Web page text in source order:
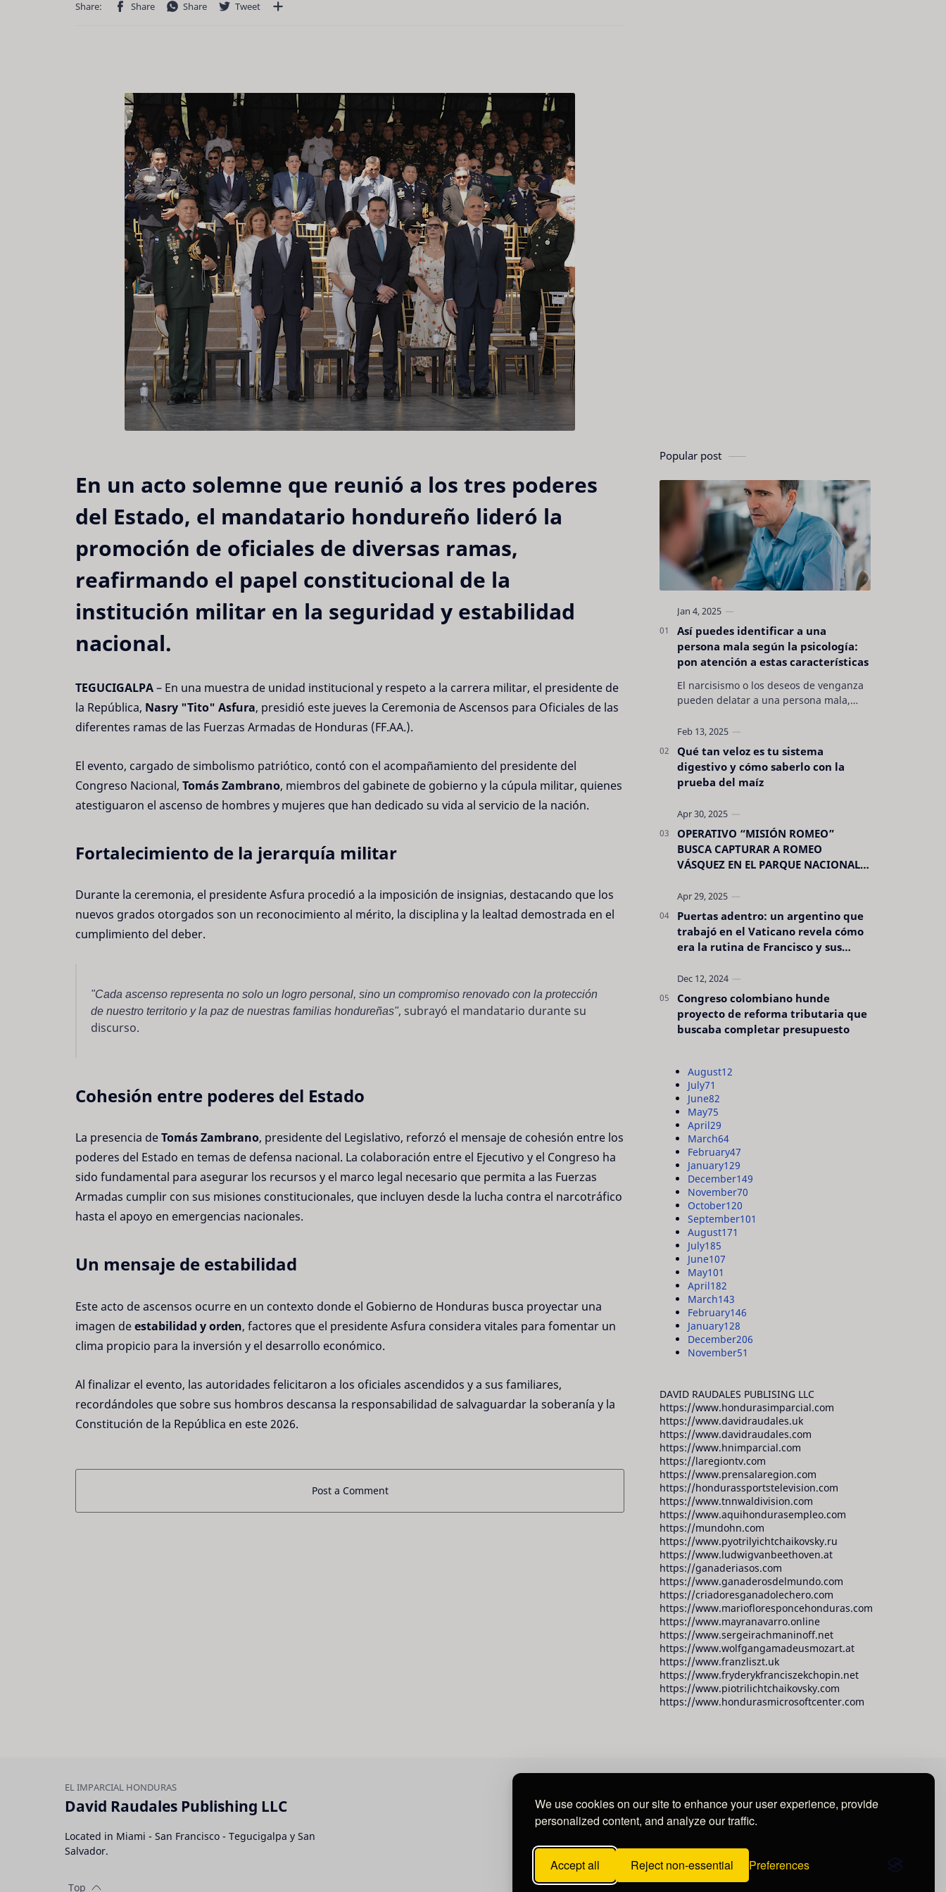
We use cookies on our site to enhance your user experience, provide
personalized content, and analyze our traffic.
Accept all Reject non-essential Preferences
En un acto solemne que reunió a los tres poderes
del Estado, el mandatario hondureño lideró la
promoción de oficiales de diversas ramas,
reafirmando el papel constitucional de la
institución militar en la seguridad y estabilidad
nacional.
TEGUCIGALPA– En una muestra de unidad institucional y respeto a la carrera militar, el presidente de
la República, Nasry "Tito" Asfura, presidió este jueves la Ceremonia de Ascensos para Oficiales de las
diferentes ramas de las Fuerzas Armadas de Honduras (FF.AA.).
El evento, cargado de simbolismo patriótico, contó con el acompañamiento del presidente del
Congreso Nacional, Tomás Zambrano, miembros del gabinete de gobierno y la cúpula militar, quienes
atestiguaron el ascenso de hombres y mujeres que han dedicado su vida al servicio de la nación.
Fortalecimiento de la jerarquía militar
Durante la ceremonia, el presidente Asfura procedió a la imposición de insignias, destacando que los
nuevos grados otorgados son un reconocimiento al mérito, la disciplina y la lealtad demostrada en el
cumplimiento del deber.
"Cada ascenso representa no solo un logro personal, sino un compromiso renovado con la protección
de nuestro territorio y la paz de nuestras familias hondureñas", subrayó el mandatario durante su
discurso.
Cohesión entre poderes del Estado
La presencia deTomás Zambrano, presidente del Legislativo, reforzó el mensaje de cohesión entre los
poderes del Estado en temas de defensa nacional. La colaboración entre el Ejecutivo y el Congreso ha
sido fundamental para asegurar los recursos y el marco legal necesario que permita a las Fuerzas
Armadas cumplir con sus misiones constitucionales, que incluyen desde la lucha contra el narcotráfico
hasta el apoyo en emergencias nacionales.
Un mensaje de estabilidad
Este acto de ascensos ocurre en un contexto donde el Gobierno de Honduras busca proyectar una
imagen deestabilidad y orden, factores que el presidente Asfura considera vitales para fomentar un
clima propicio para la inversión y el desarrollo económico.
Al finalizar el evento, las autoridades felicitaron a los oficiales ascendidos y a sus familiares,
recordándoles que sobre sus hombros descansa la responsabilidad de salvaguardar la soberanía y la
Constitución de la República en este 2026.
Post a Comment
Popular post
Así puedes identificar a una
persona mala según la psicología:
pon atención a estas características
El narcisismo o los deseos de venganza
pueden delatar a una persona mala,
evidentes. Conocerlas puede pro…
Qué tan veloz es tu sistema
digestivo y cómo saberlo con la
prueba del maíz
OPERATIVO “MISIÓN ROMEO”
BUSCA CAPTURAR A ROMEO
VÁSQUEZ EN EL PARQUE NACIONAL
Puertas adentro: un argentino que
trabajó en el Vaticano revela cómo
era la rutina de Francisco y sus
Congreso colombiano hunde
proyecto de reforma tributaria que
buscaba completar presupuesto
August12
July71
June82
May75
April29
March64
February47
January129
December149
November70
October120
September101
August171
July185
June107
May101
April182
March143
February146
January128
December206
November51
DAVID RAUDALES PUBLISING LLC
https://www.hondurasimparcial.com
https://www.davidraudales.uk
https://www.davidraudales.com
https://www.hnimparcial.com
https://laregiontv.com
https://www.prensalaregion.com
https://hondurassportstelevision.com
https://www.tnnwaldivision.com
https://www.aquihondurasempleo.com
https://mundohn.com
https://www.pyotrilyichtchaikovsky.ru
https://www.ludwigvanbeethoven.at
https://ganaderiasos.com
https://www.ganaderosdelmundo.com
https://criadoresganadolechero.com
https://www.mariofloresponcehonduras.com
https://www.mayranavarro.online
https://www.sergeirachmaninoff.net
https://www.wolfgangamadeusmozart.at
https://www.franzliszt.uk
https://www.fryderykfranciszekchopin.net
https://www.piotrilichtchaikovsky.com
https://www.hondurasmicrosoftcenter.com
David Raudales Publishing LLC
Located in Miami - San Francisco - Tegucigalpa y San
Salvador.